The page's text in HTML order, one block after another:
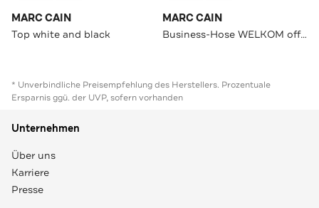
MARC CAIN
Top white and black
MARC CAIN
Business-Hose WELKOM off-white Loose Fit
* Unverbindliche Preisempfehlung des Herstellers. Prozentuale
Ersparnis ggü. der UVP, sofern vorhanden
Unternehmen
Über uns
Karriere
Presse